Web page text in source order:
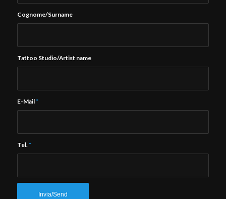
Cognome/Surname
Tattoo Studio/Artist name
E-Mail*
Tel.*